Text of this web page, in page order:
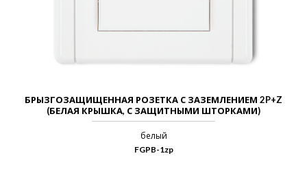
БРЫЗГОЗАЩИЩЕННАЯ РОЗЕТКА С ЗАЗЕМЛЕНИЕМ 2P+Z
(БЕЛАЯ КРЫШКА, С ЗАЩИТНЫМИ ШТОРКАМИ)
белый
FGPB-1zp